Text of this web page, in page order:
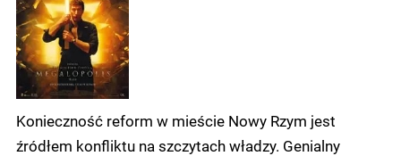
Konieczność reform w mieście Nowy Rzym jest
źródłem konfliktu na szczytach władzy. Genialny